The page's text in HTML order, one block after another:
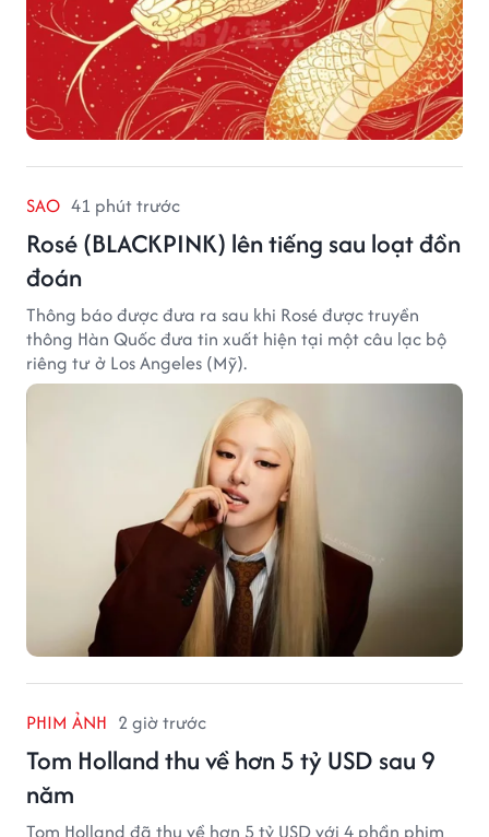
SAO 41 phút trước
Rosé (BLACKPINK) lên tiếng sau loạt đồn
đoán
Thông báo được đưa ra sau khi Rosé được truyền
thông Hàn Quốc đưa tin xuất hiện tại một câu lạc bộ
riêng tư ở Los Angeles (Mỹ).
PHIM ẢNH 2 giờ trước
Tom Holland thu về hơn 5 tỷ USD sau 9
năm
Tom Holland đã thu về hơn 5 tỷ USD với 4 phần phim